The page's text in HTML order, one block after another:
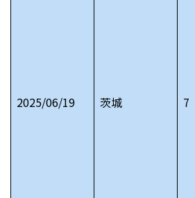
2025/06/19 茨城 7